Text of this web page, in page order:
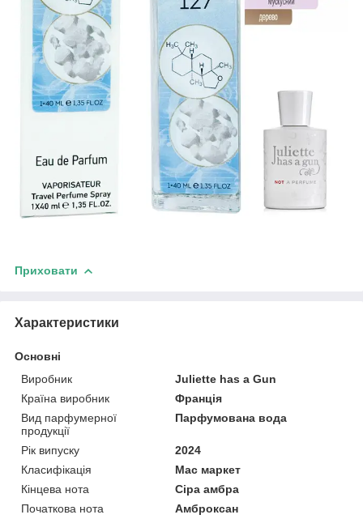
Приховати
Характеристики
Основні
Виробник
Juliette has a Gun
Країна виробник
Франція
Вид парфумерної
продукції
Парфумована вода
Рік випуску
2024
Класифікація
Мас маркет
Кінцева нота
Сіра амбра
Початкова нота
Амброксан